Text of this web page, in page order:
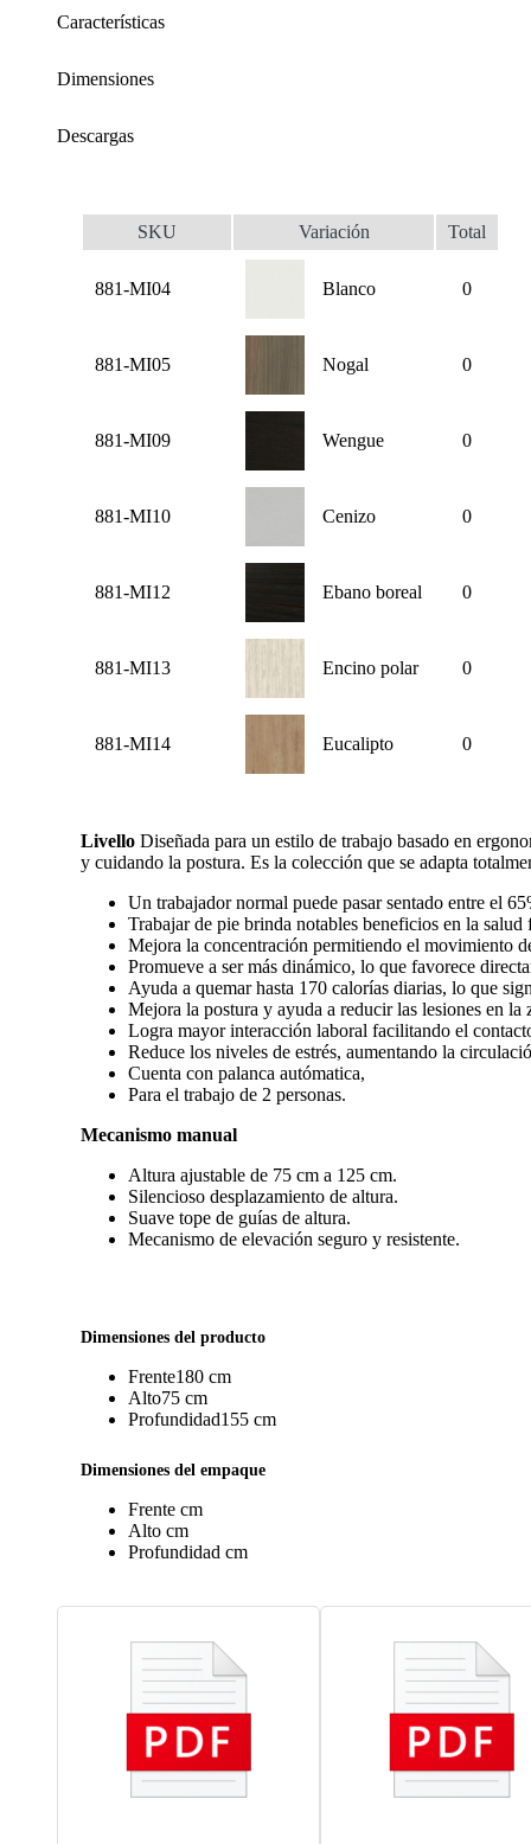
Características
Dimensiones
Descargas
SKU Variación Total
881-MI04 Blanco 0
881-MI05 Nogal 0
881-MI09 Wengue 0
881-MI10 Cenizo 0
881-MI12 Ebano boreal 0
881-MI13 Encino polar 0
881-MI14 Eucalipto 0
Livello Diseñada para un estilo de trabajo basado en
y cuidando la postura. Es la colección que se adapta
Un trabajador normal puede pasar sentado entre el
Trabajar de pie brinda notables beneficios en la
Mejora la concentración permitiendo el movimiento
Promueve a ser más dinámico, lo que favorece
Ayuda a quemar hasta 170 calorías diarias, lo que
Mejora la postura y ayuda a reducir las lesiones en la
Logra mayor interacción laboral facilitando el
Reduce los niveles de estrés, aumentando la
Cuenta con palanca autómatica,
Para el trabajo de 2 personas.
Mecanismo manual
Altura ajustable de 75 cm a 125 cm.
Silencioso desplazamiento de altura.
Suave tope de guías de altura.
Mecanismo de elevación seguro y resistente.
Dimensiones del producto
Frente180 cm
Alto75 cm
Profundidad155 cm
Dimensiones del empaque
Frente cm
Alto cm
Profundidad cm